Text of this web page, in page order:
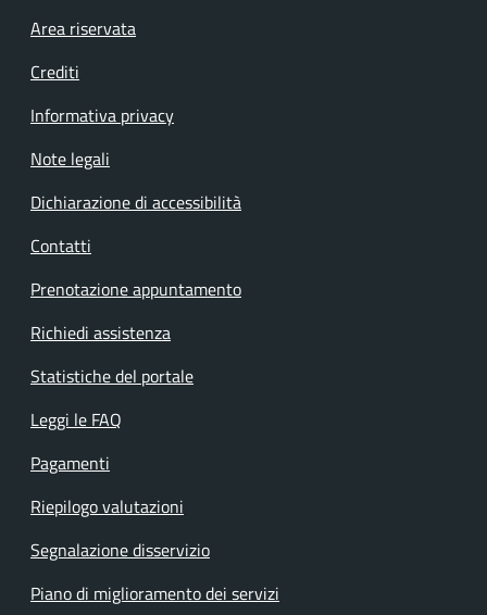
Footer menu
Area riservata
Crediti
Informativa privacy
Note legali
Dichiarazione di accessibilità
Contatti
Prenotazione appuntamento
Richiedi assistenza
Statistiche del portale
Leggi le FAQ
Pagamenti
Riepilogo valutazioni
Segnalazione disservizio
Piano di miglioramento dei servizi